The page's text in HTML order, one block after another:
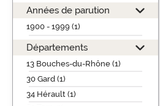
Années de parution
1900 - 1999 (1)
Départements
13 Bouches-du-Rhône (1)
30 Gard (1)
34 Hérault (1)